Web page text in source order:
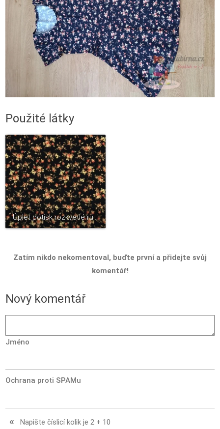
Použité látky
Úplet potisk rozkvetlé růže na černé
Zatím nikdo nekomentoval, buďte první a přidejte svůj
komentář!
Nový komentář
Jméno
Ochrana proti SPAMu
« Napište číslicí kolik je2 + 10